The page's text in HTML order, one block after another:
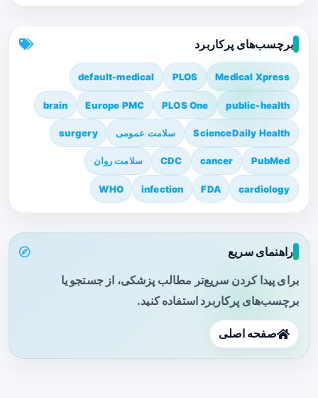
برچسب‌های پرکاربرد
Medical Xpress
PLOS
default-medical
public-health
PLOS One
Europe PMC
brain
ScienceDaily Health سلامت عمومی surgery
PubMed
cancer
CDC سلامت روان
cardiology
FDA
infection
WHO
راهنمای سریع
برای پیدا کردن سریع‌تر مطالب پزشکی، از جستجو یا
برچسب‌های پرکاربرد استفاده کنید.
صفحه اصلی